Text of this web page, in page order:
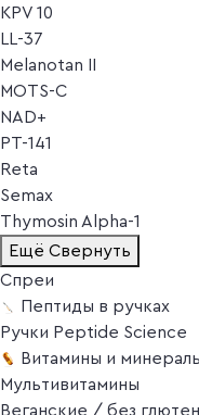
KPV 10
LL-37
Melanotan II
MOTS-C
NAD+
PT-141
Reta
Semax
Thymosin Alpha-1
Ещё Свернуть
Спреи
Пептиды в ручках
Ручки Peptide Science
Витамины и
Мультивитамины
Веганские / без